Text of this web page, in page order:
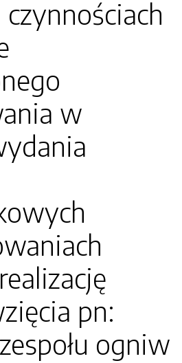
w
pn:
ogniw